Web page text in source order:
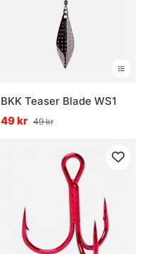
BKK Teaser Blade WS1
49 kr 49 kr